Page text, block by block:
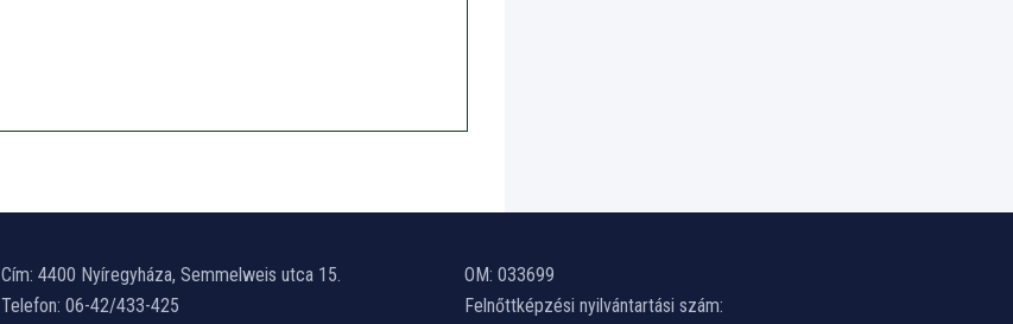
Cím: 4400 Nyíregyháza, Semmelweis utca 15.
Telefon: 06-42/433-425
OM: 033699
Felnőttképzési nyilvántartási szám: